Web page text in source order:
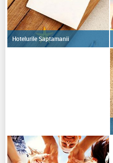
Hotelurile Saptamanii